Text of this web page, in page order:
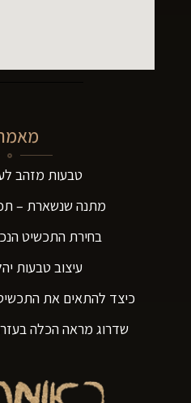
טבעות מזהב
מתנה שנשארת –
בחירת התכשיט
עיצוב טבעות
כיצד להתאים את התכשיט
שדרוג מראה הכלה